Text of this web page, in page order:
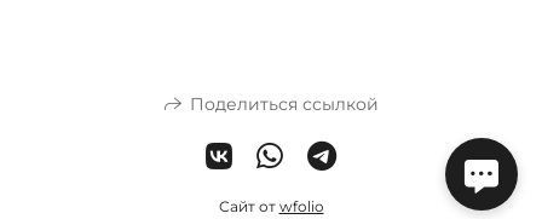
Поделиться ссылкой
Сайт от wfolio